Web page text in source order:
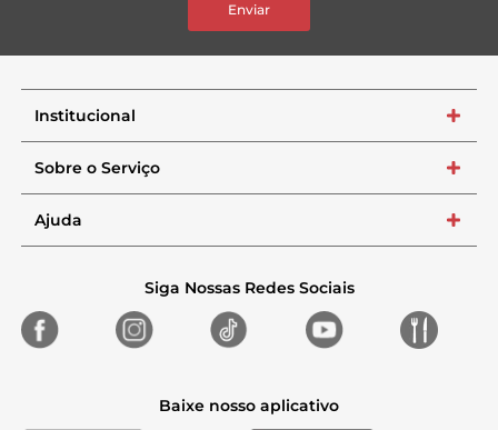
Enviar
Institucional +
Sobre o Serviço +
Ajuda +
Siga Nossas Redes Sociais
Baixe nosso aplicativo